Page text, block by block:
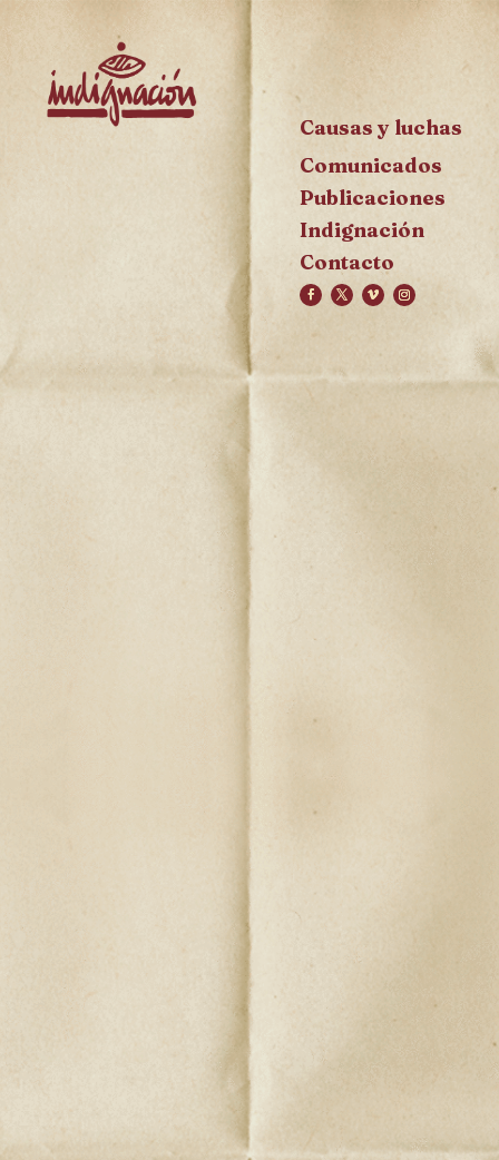
Causas y luchas
Comunicados
Publicaciones
Indignación
Contacto